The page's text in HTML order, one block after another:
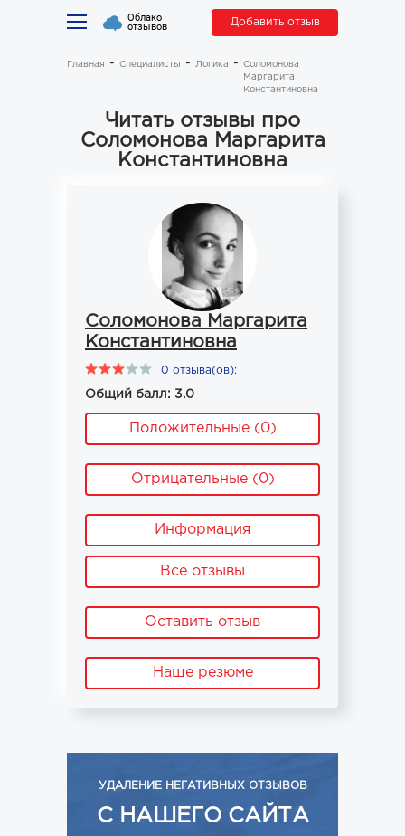
Облако
отзывов Добавить отзыв
Главная Специалисты Логика
Соломонова
Маргарита
Константиновна
Читать отзывы про
Соломонова Маргарита
Константиновна
Соломонова Маргарита
Константиновна
0 отзыва(ов):
Общий балл: 3.0
Положительные (0)
Отрицательные (0)
Информация
Все отзывы
Оставить отзыв
Наше резюме
УДАЛЕНИЕ НЕГАТИВНЫХ ОТЗЫВОВ
С НАШЕГО САЙТА